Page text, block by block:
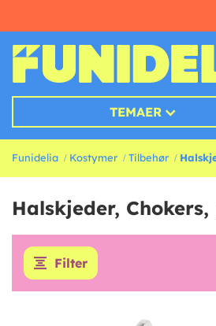
TEMAER
Funidelia Kostymer Tilbehør
Halskjeder,
Filter